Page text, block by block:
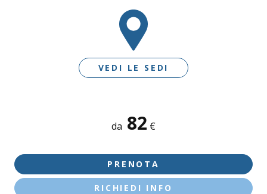
VEDI LE SEDI
da 82 €
PRENOTA
RICHIEDI INFO